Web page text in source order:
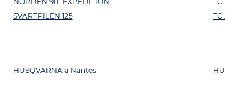
SVARTPILEN 125
TC
HUSQVARNA à Nantes